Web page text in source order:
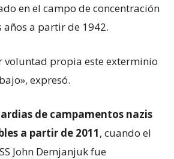
en el campo de concentración
a partir de 1942.
voluntad propia este exterminio
expresó.
de campamentos nazis
a partir de 2011, cuando el
John Demjanjuk fue